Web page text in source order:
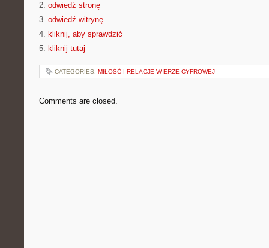
2. odwiedź stronę
3. odwiedź witrynę
4. kliknij, aby sprawdzić
5. kliknij tutaj
CATEGORIES: MIŁOŚĆ I RELACJE W ERZE CYFROWEJ
Comments are closed.